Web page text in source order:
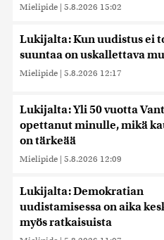
Mielipide | 5.8.2026 15:02
Lukijalta: Kun uudistus ei
suuntaa on uskallettava
Mielipide | 5.8.2026 12:17
Lukijalta: Yli 50 vuotta
opettanut minulle, mikä
on tärkeää
Mielipide | 5.8.2026 12:09
Lukijalta: Demokratian
uudistamisessa on aika
myös ratkaisuista